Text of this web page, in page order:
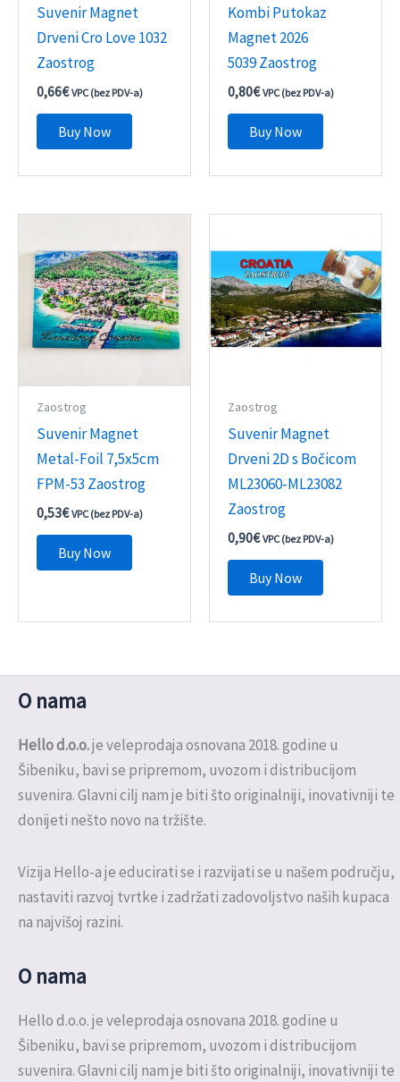
Suvenir Magnet
Drveni Cro Love 1032
Zaostrog
0,66€ VPC (bez PDV-a)
Buy Now
Kombi Putokaz
Magnet 2026
5039 Zaostrog
0,80€ VPC (bez PDV-a)
Buy Now
Zaostrog
Suvenir Magnet
Metal-Foil 7,5x5cm
FPM-53 Zaostrog
0,53€ VPC (bez PDV-a)
Buy Now
Zaostrog
Suvenir Magnet
Drveni 2D s Bočicom
ML23060-ML23082
Zaostrog
0,90€ VPC (bez PDV-a)
Buy Now
O nama
Hello d.o.o.je veleprodaja osnovana 2018. godine u
Šibeniku, bavi se pripremom, uvozom i distribucijom
suvenira. Glavni cilj nam je biti što originalniji, inovativniji te
donijeti nešto novo na tržište.
Vizija Hello-a je educirati se i razvijati se u našem području,
nastaviti razvoj tvrtke i zadržati zadovoljstvo naših kupaca
na najvišoj razini.
O nama
Hello d.o.o. je veleprodaja osnovana 2018. godine u
Šibeniku, bavi se pripremom, uvozom i distribucijom
suvenira. Glavni cilj nam je biti što originalniji, inovativniji te